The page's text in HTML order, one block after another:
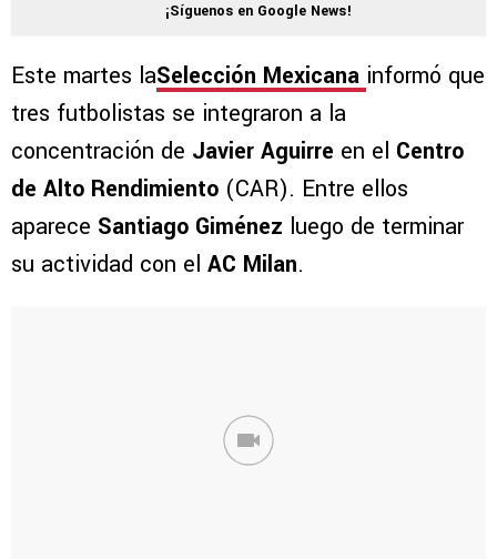
¡Síguenos en Google News!
Este martes laSelección Mexicana informó que
tres futbolistas se integraron a la
concentración de Javier Aguirre en el Centro
de Alto Rendimiento (CAR). Entre ellos
aparece Santiago Giménez luego de terminar
su actividad con el AC Milan.